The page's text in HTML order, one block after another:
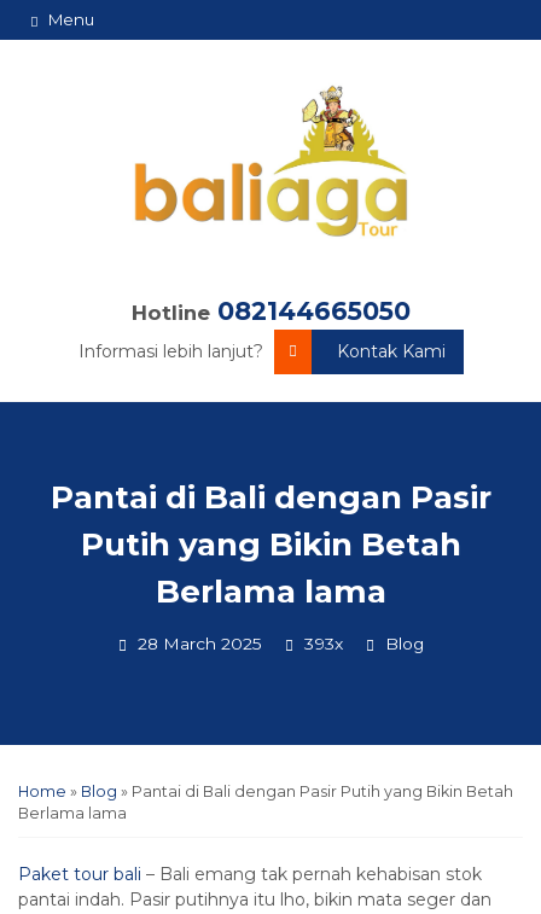
Menu
Hotline 082144665050
Informasi lebih lanjut? Kontak Kami
Pantai di Bali dengan Pasir
Putih yang Bikin Betah
Berlama lama
28 March 2025 393x Blog
Home » Blog » Pantai di Bali dengan Pasir Putih yang Bikin Betah
Berlama lama
Paket tour bali – Bali emang tak pernah kehabisan stok
pantai indah. Pasir putihnya itu lho, bikin mata seger dan